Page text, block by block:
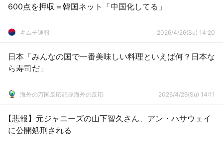
600点を押収＝韓国ネット「中国化してる」
キムチ速報 2026/4/26(Su) 14:20
日本「みんなの国で一番美味しい料理といえば何？日本な
ら寿司だ」
海外の万国反応記＠海外の反応 2026/4/26(Su) 14:11
【悲報】元ジャニーズの山下智久さん、アン・ハサウェイ
に公開処刑される